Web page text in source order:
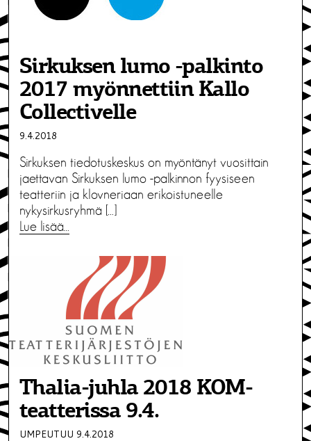
Sirkuksen lumo -palkinto
2017 myönnettiin Kallo
Collectivelle
9.4.2018
Sirkuksen tiedotuskeskus on myöntänyt vuosittain
jaettavan Sirkuksen lumo -palkinnon fyysiseen
teatteriin ja klovneriaan erikoistuneelle
nykysirkusryhmä […]
Lue lisää…
Thalia-juhla 2018 KOM-
teatterissa 9.4.
UMPEUTUU 9.4.2018